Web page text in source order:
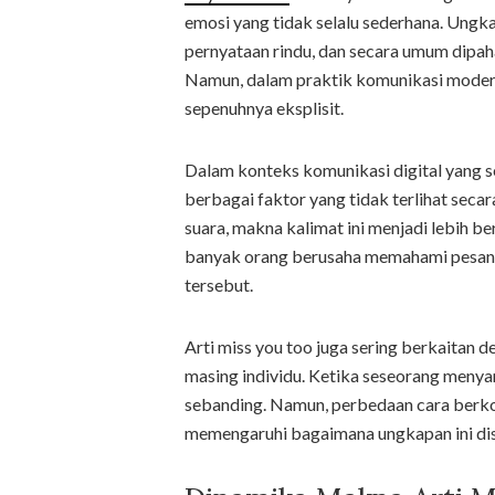
emosi yang tidak selalu sederhana.
pernyataan rindu, dan secara umum
Namun, dalam praktik komunikasi
sepenuhnya eksplisit.
Dalam konteks komunikasi digital yang
berbagai faktor yang tidak terlihat
suara, makna kalimat ini menjadi lebih
banyak orang berusaha memahami
tersebut.
Arti miss you too juga sering berkaitan
masing individu. Ketika seseorang
sebanding. Namun, perbedaan cara
memengaruhi bagaimana ungkapan ini